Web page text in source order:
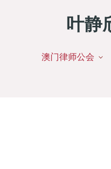
叶静
澳门律师公会